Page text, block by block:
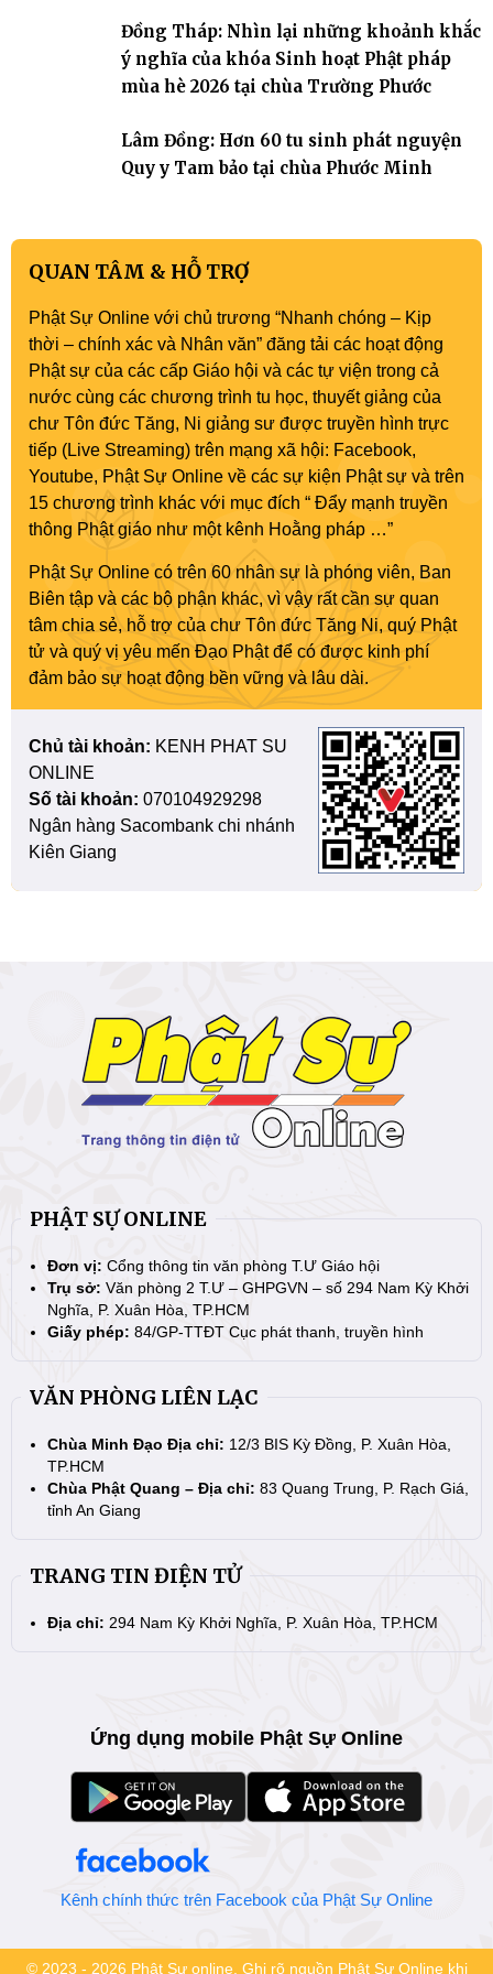
Đồng Tháp: Nhìn lại những khoảnh khắc
ý nghĩa của khóa Sinh hoạt Phật pháp
mùa hè 2026 tại chùa Trường Phước
Lâm Đồng: Hơn 60 tu sinh phát nguyện
Quy y Tam bảo tại chùa Phước Minh
QUAN TÂM & HỖ TRỢ
Phật Sự Online với chủ trương “Nhanh chóng – Kịp
thời – chính xác và Nhân văn” đăng tải các hoạt động
Phật sự của các cấp Giáo hội và các tự viện trong cả
nước cùng các chương trình tu học, thuyết giảng của
chư Tôn đức Tăng, Ni giảng sư được truyền hình trực
tiếp (Live Streaming) trên mạng xã hội: Facebook,
Youtube, Phật Sự Online về các sự kiện Phật sự và trên
15 chương trình khác với mục đích “ Đẩy mạnh truyền
thông Phật giáo như một kênh Hoằng pháp …”
Phật Sự Online có trên 60 nhân sự là phóng viên, Ban
Biên tập và các bộ phận khác, vì vậy rất cần sự quan
tâm chia sẻ, hỗ trợ của chư Tôn đức Tăng Ni, quý Phật
tử và quý vị yêu mến Đạo Phật để có được kinh phí
đảm bảo sự hoạt động bền vững và lâu dài.
Chủ tài khoản: KENH PHAT SU
ONLINE
Số tài khoản: 070104929298
Ngân hàng Sacombank chi nhánh
Kiên Giang
PHẬT SỰ ONLINE
Đơn vị: Cổng thông tin văn phòng T.Ư Giáo hội
Trụ sở: Văn phòng 2 T.Ư – GHPGVN – số 294 Nam Kỳ Khởi
Nghĩa, P. Xuân Hòa, TP.HCM
Giấy phép: 84/GP-TTĐT Cục phát thanh, truyền hình
VĂN PHÒNG LIÊN LẠC
Chùa Minh Đạo Địa chỉ: 12/3 BIS Kỳ Đồng, P. Xuân Hòa,
TP.HCM
Chùa Phật Quang – Địa chỉ: 83 Quang Trung, P. Rạch Giá,
tỉnh An Giang
TRANG TIN ĐIỆN TỬ
Địa chỉ: 294 Nam Kỳ Khởi Nghĩa, P. Xuân Hòa, TP.HCM
Ứng dụng mobile Phật Sự Online
Kênh chính thức trên Facebook của Phật Sự Online
© 2023 - 2026 Phật Sự online. Ghi rõ nguồn Phật Sự Online khi